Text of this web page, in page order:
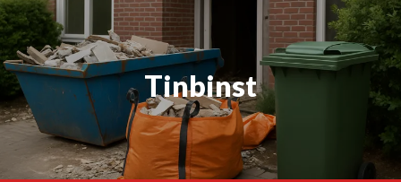
Skip
to
content
Tinbinst